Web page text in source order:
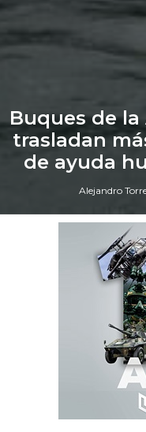
Buques de la
trasladan
de ayuda
Alejandro